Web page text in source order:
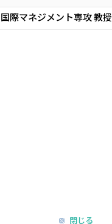
際マネジメント専攻 教授
閉じる